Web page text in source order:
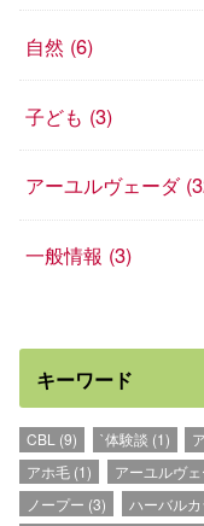
自然 (6)
子ども (3)
アーユルヴェーダ
一般情報 (3)
キーワード
CBL (9) `体験談 (1)
アホ毛 (1) アーユルヴ
ノープー (3) ハーバル